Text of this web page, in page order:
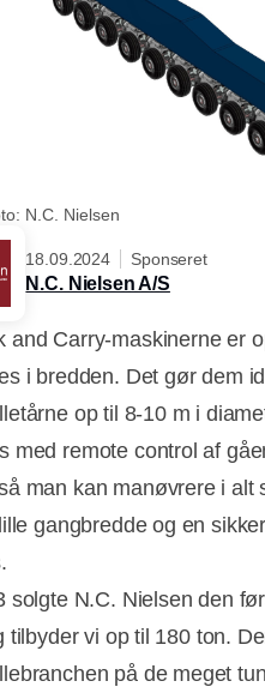
N.C. Nielsen
18.09.2024 Sponseret
N.C. Nielsen A/S
and Carry-maskinerne er
i bredden. Det gør dem
op til 8-10 m i
med remote control af
man kan manøvrere i alt
gangbredde og en
solgte N.C. Nielsen den
tilbyder vi op til 180 ton.
på de meget